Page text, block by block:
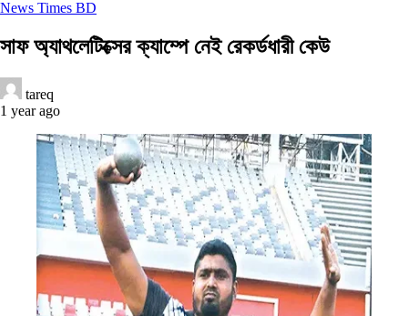
News Times BD
সাফ অ্যাথলেটিক্সের ক্যাম্পে নেই রেকর্ডধারী কেউ
tareq
1 year ago